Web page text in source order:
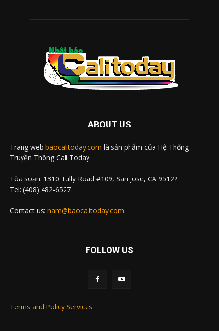
ABOUT US
Trang web baocalitoday.com là sản phẩm của Hệ Thống
Truyền Thông Cali Today
Tòa soạn: 1310 Tully Road #109, San Jose, CA 95122
Tel: (408) 482-6527
Contact us: nam@baocalitoday.com
FOLLOW US
Terms and Policy Services